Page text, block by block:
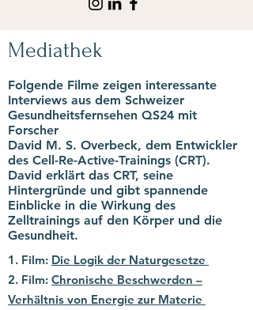
Mediathek
Folgende Filme zeigen interessante
Interviews aus dem Schweizer
Gesundheitsfernsehen QS24 mit
Forscher
David M. S. Overbeck, dem Entwickler
des Cell-Re-Active-Trainings (CRT).
David erklärt das CRT, seine
Hintergründe und gibt spannende
Einblicke in die Wirkung des
Zelltrainings auf den Körper und die
Gesundheit.
1. Film: Die Logik der Naturgesetze
2. Film: Chronische Beschwerden –
Verhältnis von Energie zur Materie